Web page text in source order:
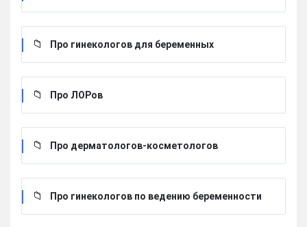
Про гинекологов для беременных
Про ЛОРов
Про дерматологов-косметологов
Про гинекологов по ведению беременности